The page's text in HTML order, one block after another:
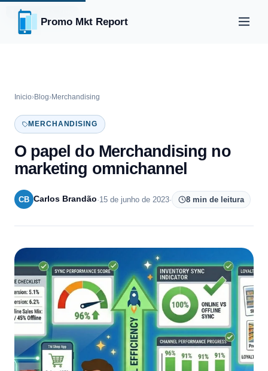
Promo Mkt Report
Inicio›Blog›Merchandising
MERCHANDISING
O papel do Merchandising no
marketing omnichannel
CB Carlos Brandão·15 de junho de 2023· 8 min de leitura
TRADE MARKETING
TECNOLOGIA